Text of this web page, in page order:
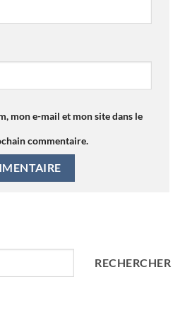
mon e-mail et mon site dans le
commentaire.
RECHERCHER